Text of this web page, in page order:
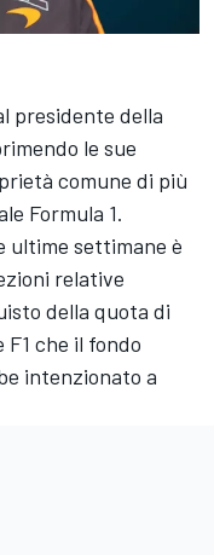
presidente della
le sue
comune di più
Formula 1.
ultime settimane è
relative
della quota di
F1 che il fondo
intenzionato a